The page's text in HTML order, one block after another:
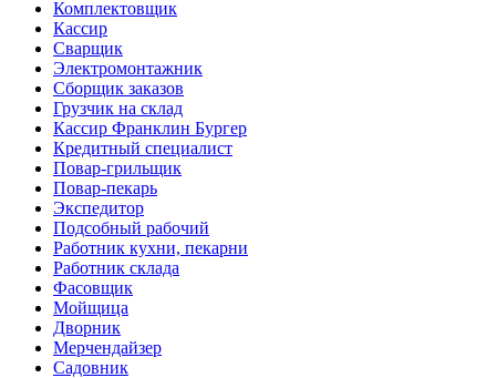
Комплектовщик
Кассир
Сварщик
Электромонтажник
Сборщик заказов
Грузчик на склад
Кассир Франклин Бургер
Кредитный специалист
Повар-грильщик
Повар-пекарь
Экспедитор
Подсобный рабочий
Работник кухни, пекарни
Работник склада
Фасовщик
Мойщица
Дворник
Мерчендайзер
Садовник